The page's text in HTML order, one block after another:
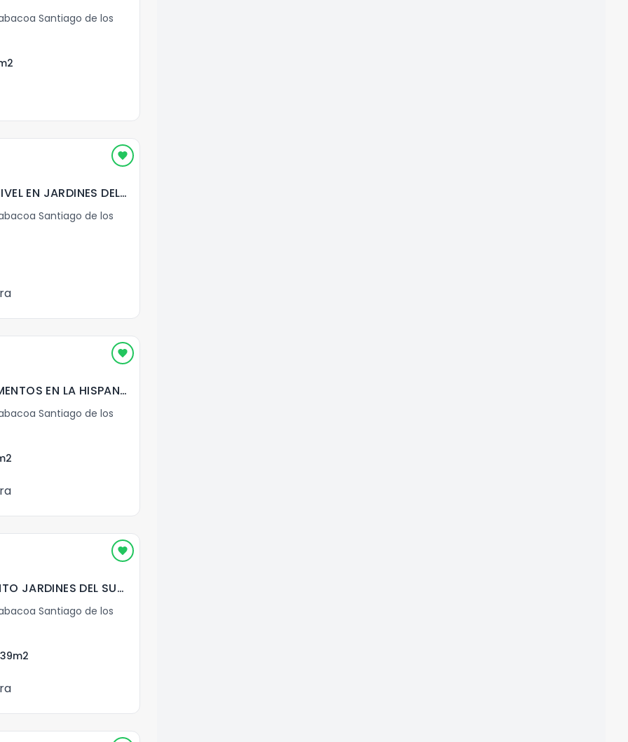
Santiago de los
EN VENTA PRIMER NIVEL EN JARDINES DEL SUR SANTIAGO
Santiago de los
VENTA DE APARTAMENTOS EN LA HISPANOAMERICANA, SANTIAGO
Santiago de los
VENTA APARTAMENTO JARDINES DEL SUR HISPANOAMERICANA
Santiago de los
m2